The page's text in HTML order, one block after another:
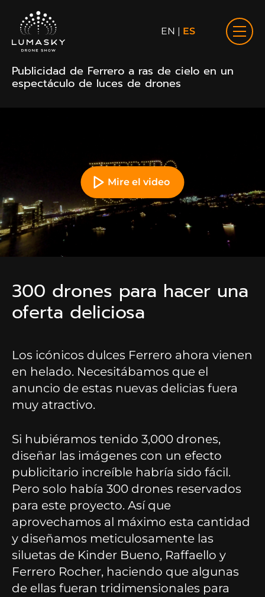
EN | ES
Publicidad de Ferrero a ras de cielo en un
espectáculo de luces de drones
Mire el video
300 drones para hacer una
oferta deliciosa
Los icónicos dulces Ferrero ahora vienen
en helado. Necesitábamos que el
anuncio de estas nuevas delicias fuera
muy atractivo.
Si hubiéramos tenido 3,000 drones,
diseñar las imágenes con un efecto
publicitario increíble habría sido fácil.
Pero solo había 300 drones reservados
para este proyecto. Así que
aprovechamos al máximo esta cantidad
y diseñamos meticulosamente las
siluetas de Kinder Bueno, Raffaello y
Ferrero Rocher, haciendo que algunas
de ellas fueran tridimensionales para